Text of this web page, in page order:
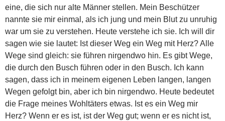
eine, die sich nur alte Männer stellen. Mein Beschützer
nannte sie mir einmal, als ich jung und mein Blut zu unruhig
war um sie zu verstehen. Heute verstehe ich sie. Ich will dir
sagen wie sie lautet: Ist dieser Weg ein Weg mit Herz? Alle
Wege sind gleich: sie führen nirgendwo hin. Es gibt Wege,
die durch den Busch führen oder in den Busch. Ich kann
sagen, dass ich in meinem eigenen Leben langen, langen
Wegen gefolgt bin, aber ich bin nirgendwo. Heute bedeutet
die Frage meines Wohltäters etwas. Ist es ein Weg mir
Herz? Wenn er es ist, ist der Weg gut; wenn er es nicht ist,